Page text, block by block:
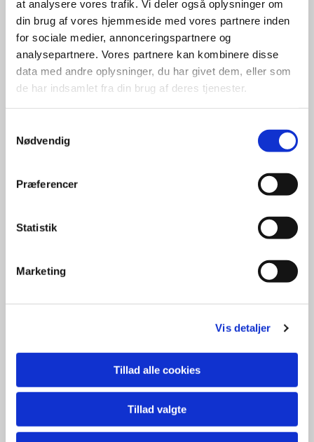
at analysere vores trafik. Vi deler også oplysninger om
din brug af vores hjemmeside med vores partnere inden
for sociale medier, annonceringspartnere og
analysepartnere. Vores partnere kan kombinere disse
data med andre oplysninger, du har givet dem, eller som
de har indsamlet fra din brug af deres tjenester.
Nødvendig
Præferencer
Statistik
Marketing
Vis detaljer
Tillad alle cookies
Tillad valgte